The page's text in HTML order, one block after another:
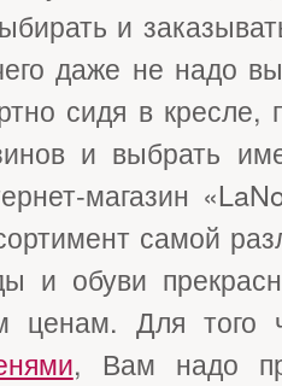
и
даже не надо
сидя в кресле,
и выбрать
магазин
самой
и обуви
ценам. Для того
, Вам надо